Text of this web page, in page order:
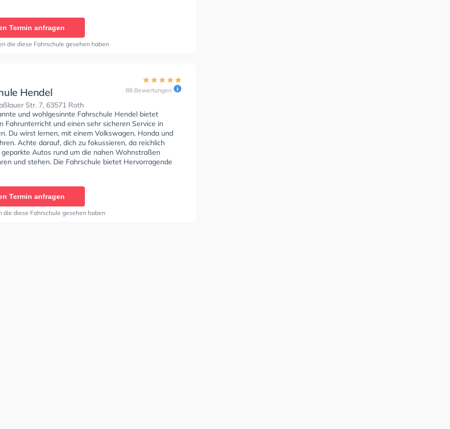
Termin anfragen
die diese Fahrschule gesehen haben
Hendel
Str. 7, 63571 Roth
88 Bewertungen
und wohlgesinnte Fahrschule Hendel bietet
Fahrunterricht und einen sehr sicheren Service in
Du wirst lernen, mit einem Volkswagen, Honda und
Achte darauf, dich zu fokussieren, da reichlich
Autos rund um die nahen Wohnstraßen
und stehen. Die Fahrschule bietet Hervorragende
um deine Klasse A1, Klasse B, Klasse A, Klasse BE,
zu erhalten. Letzte Bewertung: "Super
Nette Fahrlehrer einfach gut drauf und immer flexibel.
Termin anfragen
die diese Fahrschule gesehen haben